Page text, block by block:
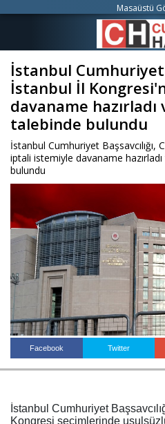
İstanbul Cumhuriyet
İstanbul İl
davaname
talebinde bulundu
İstanbul Cumhuriyet Başsavcılığı,
iptali istemiyle davaname
bulundu
Facebook Twitter
İstanbul Cumhuriyet
Kongresi seçimlerinde
Masaüstü